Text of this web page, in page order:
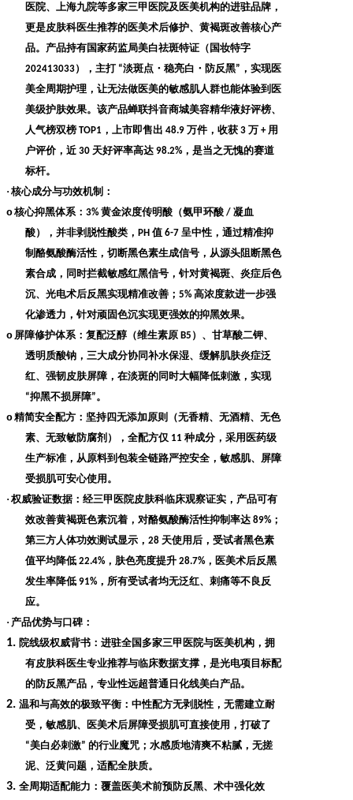
医院、上海九院等多家三甲医院及医美机构的进驻品牌，
更是皮肤科医生推荐的医美术后修护、黄褐斑改善核心产
品。产品持有国家药监局美白祛斑特证（国妆特字
202413033），主打 “淡斑点・稳亮白・防反黑” ，实现医
美全周期护理，让无法做医美的敏感肌人群也能体验到医
美级护肤效果。该产品蝉联抖音商城美容精华液好评榜、
人气榜双榜 TOP1 ，上市即售出 48.9 万件，收获 3 万 + 用
户评价，近 30 天好评率高达 98.2%，是当之无愧的赛道
标杆。
· 核心成分与功效机制 ：
o核心抑黑体系 ： 3%黄金浓度传明酸（氨甲环酸 / 凝血
酸），并非剥脱性酸类， PH 值 6-7 呈中性，通过精准抑
制酪氨酸酶活性，切断黑色素生成信号，从源头阻断黑色
素合成，同时拦截敏感红黑信号，针对黄褐斑、炎症后色
沉、光电术后反黑实现精准改善； 5%高浓度款进一步强
化渗透力，针对顽固色沉实现更强效的抑黑效果。
o 屏障修护体系 ：复配泛醇（维生素原 B5 ）、甘草酸二钾、
透明质酸钠，三大成分协同补水保湿、缓解肌肤炎症泛
红、强韧皮肤屏障，在淡斑的同时大幅降低刺激，实现
“抑黑不损屏障”。
o精简安全配方 ：坚持四无添加原则（无香精、无酒精、无色
素、无致敏防腐剂），全配方仅 11 种成分，采用医药级
生产标准，从原料到包装全链路严控安全，敏感肌、屏障
受损肌可安心使用。
· 权威验证数据 ：经三甲医院皮肤科临床观察证实，产品可有
效改善黄褐斑色素沉着，对酪氨酸酶活性抑制率达 89%；
第三方人体功效测试显示， 28 天使用后，受试者黑色素
值平均降低 22.4%，肤色亮度提升 28.7%，医美术后反黑
发生率降低 91%，所有受试者均无泛红、刺痛等不良反
应。
· 产品优势与口碑 ：
1. 院线级权威背书 ：进驻全国多家三甲医院与医美机构，拥
有皮肤科医生专业推荐与临床数据支撑，是光电项目标配
的防反黑产品，专业性远超普通日化线美白产品。
2. 温和与高效的极致平衡 ：中性配方无剥脱性，无需建立耐
受，敏感肌、医美术后屏障受损肌可直接使用，打破了
“美白必刺激” 的行业魔咒；水感质地清爽不粘腻，无搓
泥、泛黄问题，适配全肤质。
3. 全周期适配能力 ：覆盖医美术前预防反黑、术中强化效